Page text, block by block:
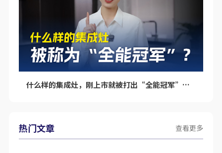
什么样的集成灶，刚上市就被打出“全能冠军”的标签呢？
热门文章 查看更多